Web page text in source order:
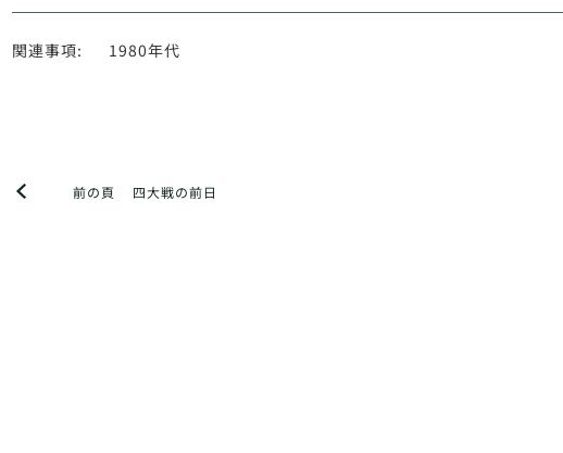
関連事項: 1980年代
前の頁 四大戦の前日